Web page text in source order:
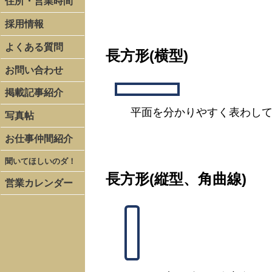
採用情報
よくある質問
お問い合わせ
掲載記事紹介
写真帖
お仕事仲間紹介
聞いてほしいのダ！
営業カレンダー
長方形(横型)
平面を分かりやすく表わし
長方形(縦型、角曲線)